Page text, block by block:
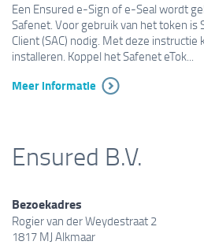
Een Ensured e-Sign of e-Seal wordt
Safenet. Voor gebruik van het token is
Client (SAC) nodig. Met deze instructie
installeren. Koppel het Safenet eTok...
Meer informatie
Ensured B.V.
Bezoekadres
Rogier van der Weydestraat 2
1817 MJ Alkmaar